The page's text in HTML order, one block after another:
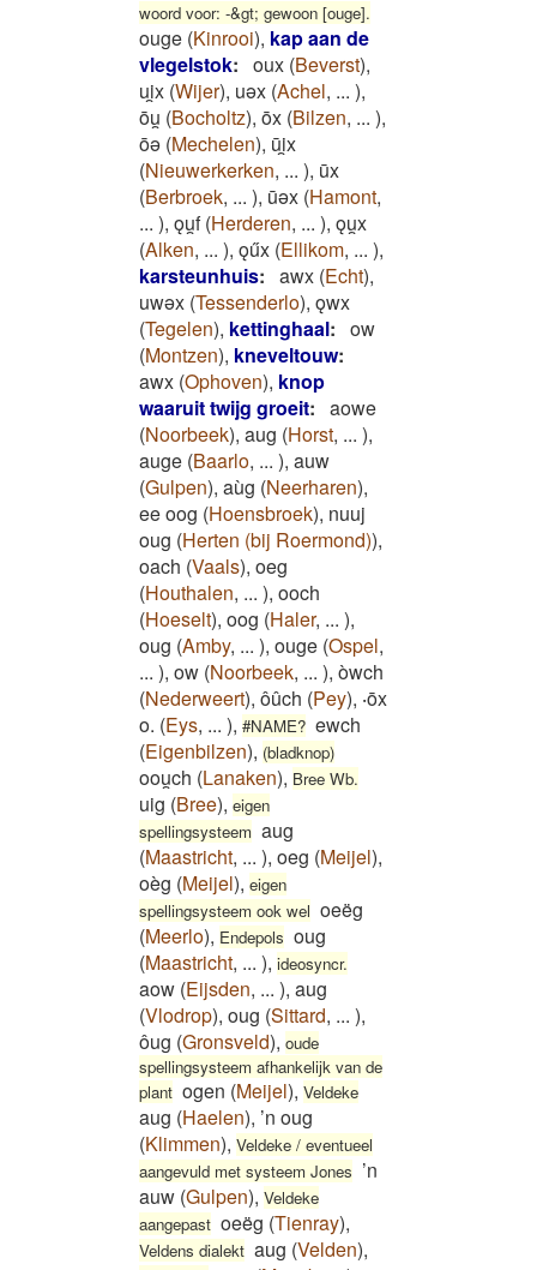
woord voor: -&gt; gewoon [ouge].
ouge (Kinrooi), kap aan de
vlegelstok: oux (Beverst),
ui̯x (Wijer), uǝx (Achel, ... ),
ōu̯ (Bocholtz), ōx (Bilzen, ... ),
ōǝ (Mechelen), ūi̯x
(Nieuwerkerken, ... ), ūx
(Berbroek, ... ), ūǝx (Hamont,
... ), ǫu̯f(Herderen, ... ), ǫu̯x
(Alken, ... ), ǫűx (Ellikom, ... ),
karsteunhuis: awx (Echt),
uwǝx (Tessenderlo), ǫwx
(Tegelen), kettinghaal: ow
(Montzen), kneveltouw:
awx (Ophoven), knop
waaruit twijg groeit: aowe
(Noorbeek), aug (Horst, ... ),
auge (Baarlo, ... ), auw
(Gulpen), aùg (Neerharen),
ee oog (Hoensbroek), nuuj
oug (Herten (bij Roermond)),
oach (Vaals), oeg
(Houthalen, ... ), ooch
(Hoeselt), oog (Haler, ... ),
oug (Amby, ... ), ouge (Ospel,
... ), ow (Noorbeek, ... ), òwch
(Nederweert), ôûch (Pey), ‧ōx
o. (Eys, ... ), #NAME? ewch
(Eigenbilzen), (bladknop)
oou̯ch (Lanaken), Bree Wb.
uig (Bree), eigen
spellingsysteem aug
(Maastricht, ... ), oeg (Meijel),
oèg (Meijel), eigen
spellingsysteem ook wel oeëg
(Meerlo), Endepols oug
(Maastricht, ... ), ideosyncr.
aow (Eijsden, ... ), aug
(Vlodrop), oug (Sittard, ... ),
ôug (Gronsveld), oude
spellingsysteem afhankelijk van de
plant ogen (Meijel), Veldeke
aug (Haelen), ’n oug
(Klimmen), Veldeke / eventueel
aangevuld met systeem Jones ’n
auw (Gulpen), Veldeke
aangepast oeëg (Tienray),
Veldens dialekt aug (Velden),